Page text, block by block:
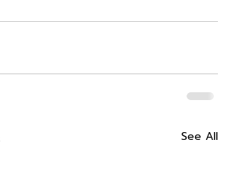
See All